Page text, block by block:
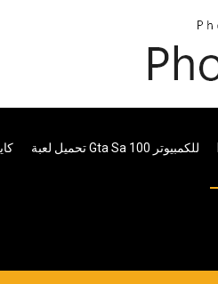
تحميل لعبة Gta Sa 100 للكمبيوتر